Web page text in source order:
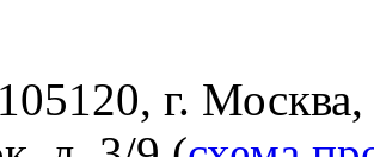
г.